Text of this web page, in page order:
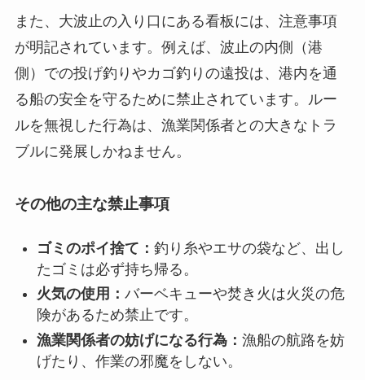
また、大波止の入り口にある看板には、注意事項
が明記されています。例えば、 波止の内側（港
側）での投げ釣りやカゴ釣りの遠投は、港内を通
る船の安全を守るために禁止 されています。ルー
ルを無視した行為は、漁業関係者との大きなトラ
ブルに発展しかねません。
その他の主な禁止事項
ゴミのポイ捨て： 釣り糸やエサの袋など、出し
たゴミは必ず持ち帰る。
火気の使用： バーベキューや焚き火は火災の危
険があるため禁止です。
漁業関係者の妨げになる行為： 漁船の航路を妨
げたり、作業の邪魔をしない。